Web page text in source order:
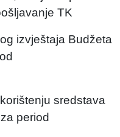
TK
izvještaja Budžeta
sredstava
period